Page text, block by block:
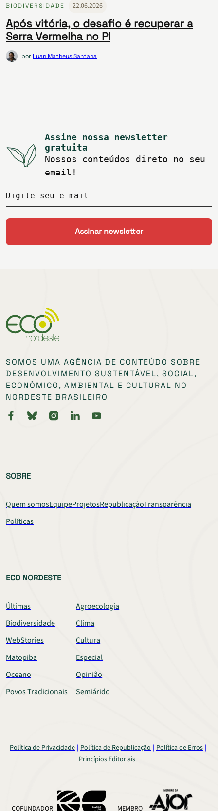
BIODIVERSIDADE 22.06.2026
Após vitória, o desafio é recuperar a
Serra Vermelha no PI
por Luan Matheus Santana
Assine nossa newsletter
gratuita
Nossos conteúdos direto no seu
email!
Digite seu e-mail
SOMOS UMA AGÊNCIA DE CONTEÚDO SOBRE
DESENVOLVIMENTO SUSTENTÁVEL, SOCIAL,
ECONÔMICO, AMBIENTAL E CULTURAL NO
NORDESTE BRASILEIRO
SOBRE
Quem somosEquipeProjetosRepublicaçãoTransparência
Políticas
ECO NORDESTE
Últimas
Agroecologia
Biodiversidade
Clima
WebStories
Cultura
Matopiba
Especial
Oceano
Opinião
Povos Tradicionais
Semiárido
Política de Privacidade Política de Republicação
Política de Erros
Princípios Editoriais
COFUNDADOR MEMBRO